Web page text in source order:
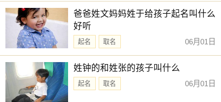
赐子好名，能伴子一生。想给宝宝取一个好名字吗？选
择下方的【宝宝起名】，为孩子起一个吉利的好名字吧。
爸爸姓文妈妈姓于给孩子起名叫什么
好听
起名 取名 06月01日
姓钟的和姓张的孩子叫什么
起名 取名 06月01日